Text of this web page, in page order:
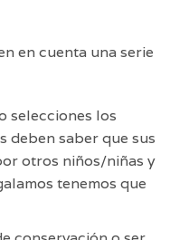
en cuenta una serie
selecciones los
deben saber que sus
otros niños/niñas y
tenemos que